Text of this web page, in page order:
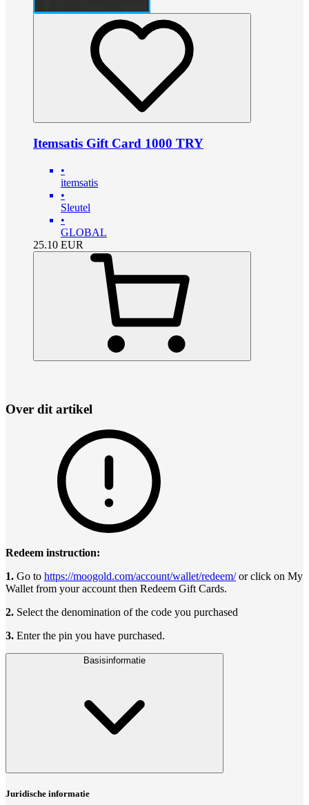
Itemsatis Gift Card 1000 TRY
•
itemsatis
•
Sleutel
•
GLOBAL
25.10 EUR
Over dit artikel
Redeem instruction:
1. Go to https://moogold.com/account/wallet/redeem/or click on My
Wallet from your account then Redeem Gift Cards.
2. Select the denomination of the code you purchased
3. Enter the pin you have purchased.
Basisinformatie
Juridische informatie